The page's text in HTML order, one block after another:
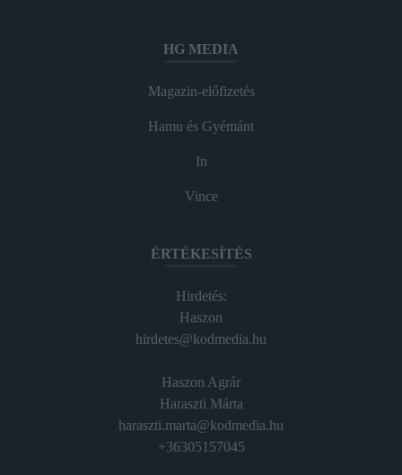
HG MEDIA
Magazin-előfizetés
Hamu és Gyémánt
In
Vince
ÉRTÉKESÍTÉS
Hirdetés:
Haszon
hirdetes@kodmedia.hu
Haszon Agrár
Haraszti Márta
haraszti.marta@kodmedia.hu
+36305157045